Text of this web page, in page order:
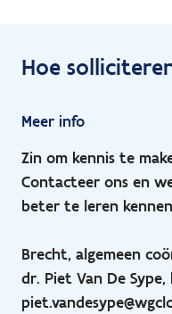
Hoe
Meer info
Zin om kennis te
Contacteer ons en
beter te leren
Brecht, algemeen
dr. Piet Van De